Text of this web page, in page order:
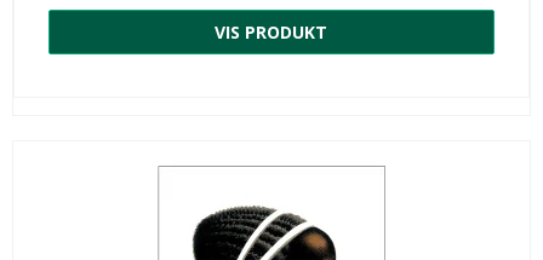
VIS PRODUKT